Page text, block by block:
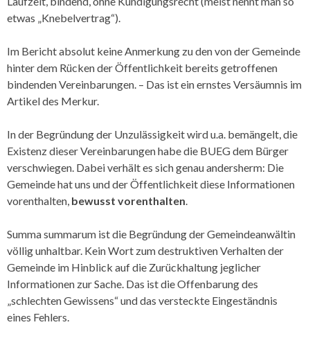
etwas „Knebelvertrag“).
Im Bericht absolut keine Anmerkung zu den von der Gemeinde
hinter dem Rücken der Öffentlichkeit bereits getroffenen
bindenden Vereinbarungen. – Das ist ein ernstes Versäumnis im
Artikel des Merkur.
In der Begründung der Unzulässigkeit wird u.a. bemängelt, die
Existenz dieser Vereinbarungen habe die BUEG dem Bürger
verschwiegen. Dabei verhält es sich genau andersherm: Die
Gemeinde hat uns und der Öffentlichkeit diese Informationen
vorenthalten, bewusst vorenthalten.
Summa summarum ist die Begründung der Gemeindeanwältin
völlig unhaltbar. Kein Wort zum destruktiven Verhalten der
Gemeinde im Hinblick auf die Zurückhaltung jeglicher
Informationen zur Sache. Das ist die Offenbarung des
„schlechten Gewissens“ und das versteckte Eingeständnis
eines Fehlers.